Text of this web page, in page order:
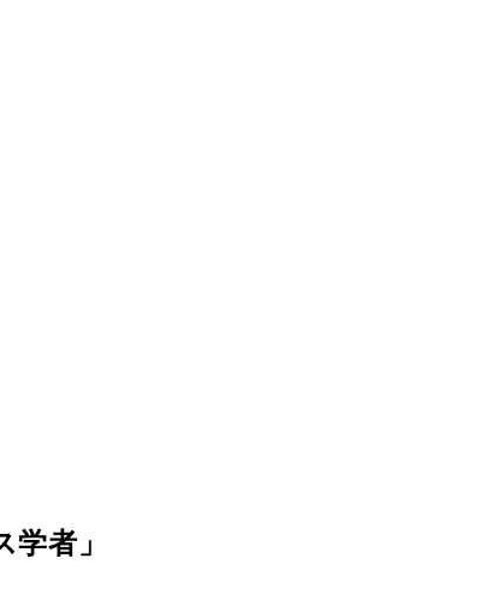
者」